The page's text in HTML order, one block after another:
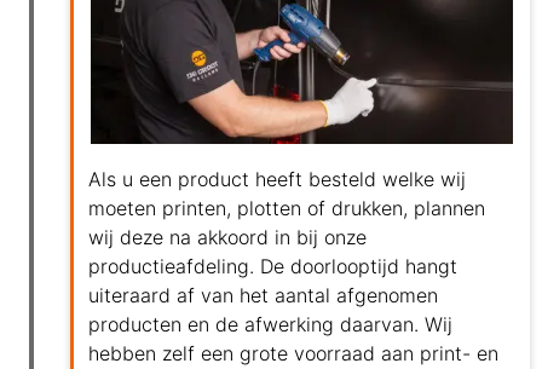
Als u een product heeft besteld welke wij
moeten printen, plotten of drukken, plannen
wij deze na akkoord in bij onze
productieafdeling. De doorlooptijd hangt
uiteraard af van het aantal afgenomen
producten en de afwerking daarvan. Wij
hebben zelf een grote voorraad aan print- en